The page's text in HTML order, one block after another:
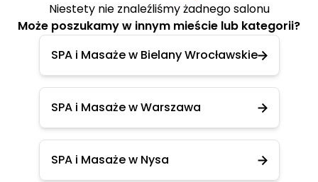
Niestety nie znaleźliśmy żadnego salonu
Może poszukamy w innym mieście lub kategorii?
SPA i Masaże w Bielany Wrocławskie
SPA i Masaże w Warszawa
SPA i Masaże w Nysa